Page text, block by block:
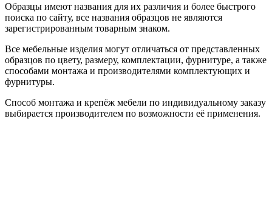
Образцы имеют названия для их различия и более быстрого
поиска по сайту, все названия образцов не являются
зарегистрированным товарным знаком.
Все мебельные изделия могут отличаться от представленных
образцов по цвету, размеру, комплектации, фурнитуре, а также
способами монтажа и производителями комплектующих и
фурнитуры.
Способ монтажа и крепёж мебели по индивидуальному заказу
выбирается производителем по возможности её применения.